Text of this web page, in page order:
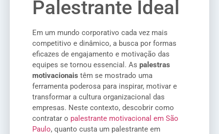
Palestrante Ideal
Em um mundo corporativo cada vez mais
competitivo e dinâmico, a busca por formas
eficazes de engajamento e motivação das
equipes se tornou essencial. As palestras
motivacionais têm se mostrado uma
ferramenta poderosa para inspirar, motivar e
transformar a cultura organizacional das
empresas. Neste contexto, descobrir como
contratar o palestrante motivacional em São
Paulo, quanto custa um palestrante em